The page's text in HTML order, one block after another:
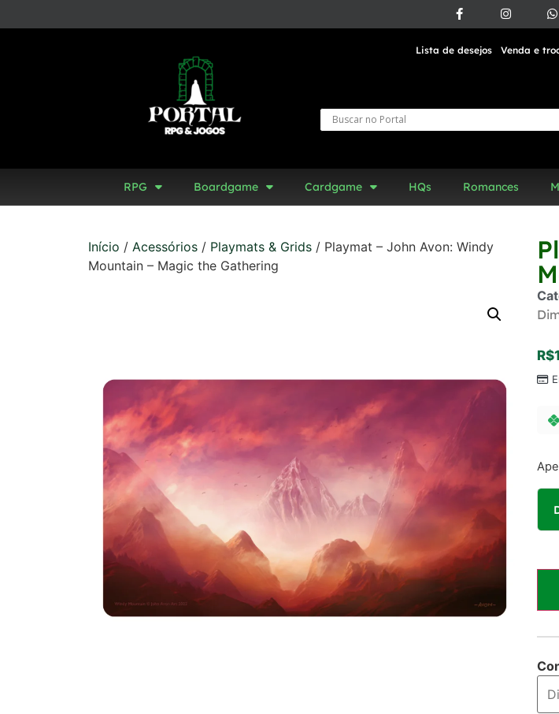
Lista de desejos Venda e
RPG Boardgame Cardgame HQs Romances
Início / Acessórios / Playmats & Grids / Playmat – John Avon: Windy
Mountain – Magic the Gathering
R$